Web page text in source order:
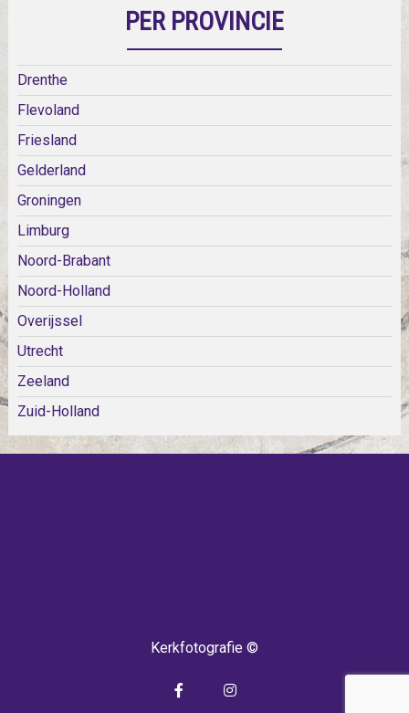
PER PROVINCIE
Drenthe
Flevoland
Friesland
Gelderland
Groningen
Limburg
Noord-Brabant
Noord-Holland
Overijssel
Utrecht
Zeeland
Zuid-Holland
Kerkfotografie ©